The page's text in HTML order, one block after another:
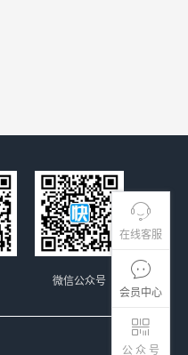
在线客服
会员中心
公 众 号
微信公众号